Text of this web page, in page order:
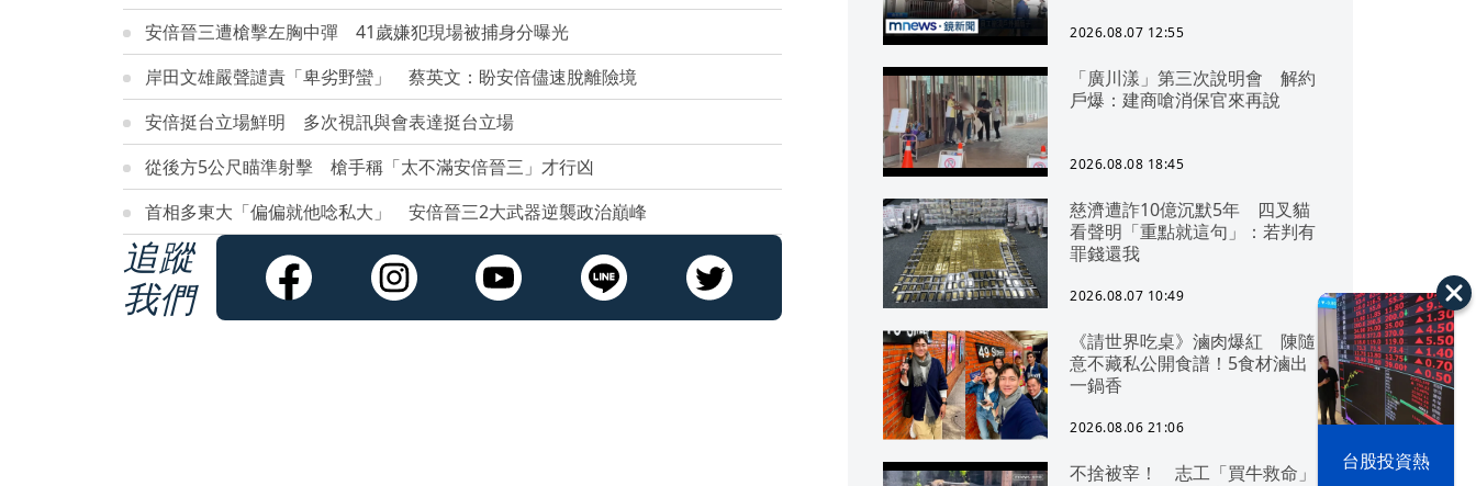
漢光42演習 台股投資熱
安倍晉三遭槍擊左胸中彈 41歲嫌犯現場被捕身分曝光
岸田文雄嚴聲譴責「卑劣野蠻」 蔡英文：盼安倍儘速脫離險境
安倍挺台立場鮮明 多次視訊與會表達挺台立場
從後方5公尺瞄準射擊 槍手稱「太不滿安倍晉三」才行凶
首相多東大「偏偏就他唸私大」 安倍晉三2大武器逆襲政治巔峰
追蹤
我們
2026.08.07 12:55
「廣川漾」第三次說明會 解約
戶爆：建商嗆消保官來再說
2026.08.08 18:45
慈濟遭詐10億沉默5年 四叉貓
看聲明「重點就這句」：若判有
罪錢還我
2026.08.07 10:49
《請世界吃桌》滷肉爆紅 陳隨
意不藏私公開食譜！5食材滷出
一鍋香
2026.08.06 21:06
不捨被宰！ 志工「買牛救命」